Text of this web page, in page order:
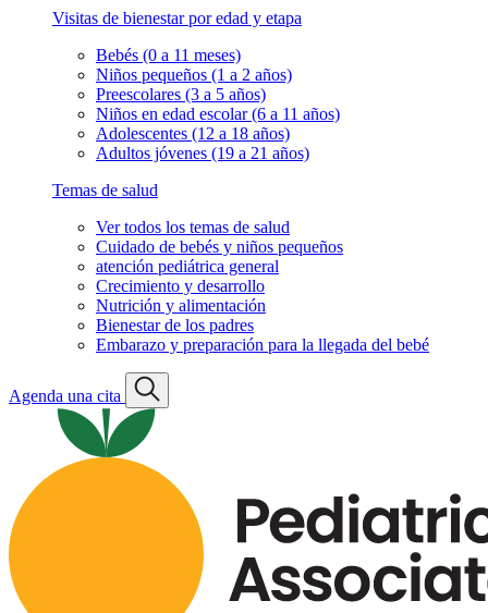
Visitas de bienestar por edad y etapa
Bebés (0 a 11 meses)
Niños pequeños (1 a 2 años)
Preescolares (3 a 5 años)
Niños en edad escolar (6 a 11 años)
Adolescentes (12 a 18 años)
Adultos jóvenes (19 a 21 años)
Temas de salud
Ver todos los temas de salud
Cuidado de bebés y niños pequeños
atención pediátrica general
Crecimiento y desarrollo
Nutrición y alimentación
Bienestar de los padres
Embarazo y preparación para la llegada del bebé
Agenda una cita